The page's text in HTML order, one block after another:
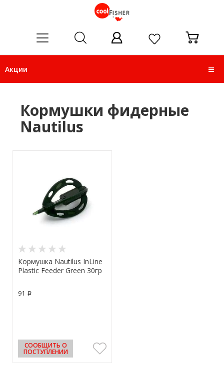
Акции
Кормушки фидерные
Nautilus
Кормушка Nautilus InLine
Plastic Feeder Green 30гр
91 p
СООБЩИТЬ О
ПОСТУПЛЕНИИ